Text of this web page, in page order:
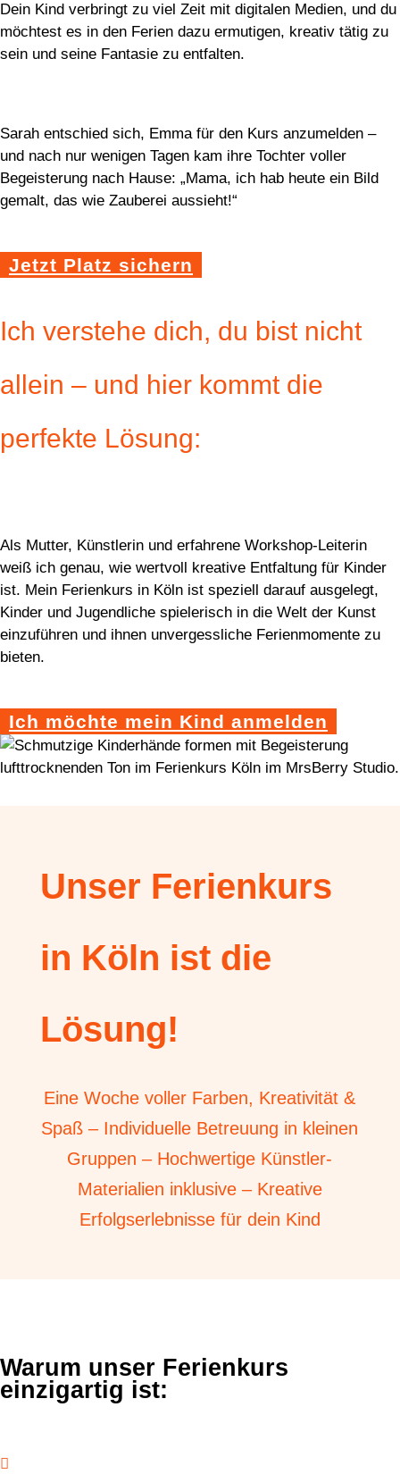
Dein Kind verbringt zu viel Zeit mit digitalen Medien, und du
möchtest es in den Ferien dazu ermutigen, kreativ tätig zu
sein und seine Fantasie zu entfalten.
Sarah entschied sich, Emma für den Kurs anzumelden –
und nach nur wenigen Tagen kam ihre Tochter voller
Begeisterung nach Hause: „Mama, ich hab heute ein Bild
gemalt, das wie Zauberei aussieht!“
Jetzt Platz sichern
Ich verstehe dich, du bist nicht
allein – und hier kommt die
perfekte Lösung:
Als Mutter, Künstlerin und erfahrene Workshop-Leiterin
weiß ich genau, wie wertvoll kreative Entfaltung für Kinder
ist. Mein Ferienkurs in Köln ist speziell darauf ausgelegt,
Kinder und Jugendliche spielerisch in die Welt der Kunst
einzuführen und ihnen unvergessliche Ferienmomente zu
bieten.
Ich möchte mein Kind anmelden
Unser Ferienkurs
in Köln ist die
Lösung!
Eine Woche voller Farben, Kreativität &
Spaß – Individuelle Betreuung in kleinen
Gruppen – Hochwertige Künstler-
Materialien inklusive – Kreative
Erfolgserlebnisse für dein Kind
Warum unser Ferienkurs
einzigartig ist:
